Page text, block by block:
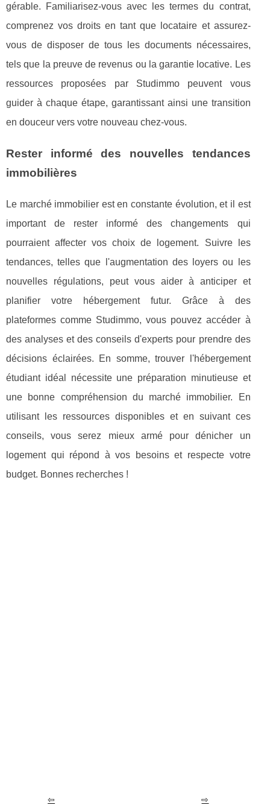
gérable. Familiarisez-vous avec les termes du contrat,
comprenez vos droits en tant que locataire et assurez-
vous de disposer de tous les documents nécessaires,
tels que la preuve de revenus ou la garantie locative. Les
ressources proposées par Studimmo peuvent vous
guider à chaque étape, garantissant ainsi une transition
en douceur vers votre nouveau chez-vous.
Rester informé des nouvelles tendances
immobilières
Le marché immobilier est en constante évolution, et il est
important de rester informé des changements qui
pourraient affecter vos choix de logement. Suivre les
tendances, telles que l'augmentation des loyers ou les
nouvelles régulations, peut vous aider à anticiper et
planifier votre hébergement futur. Grâce à des
plateformes comme Studimmo, vous pouvez accéder à
des analyses et des conseils d'experts pour prendre des
décisions éclairées. En somme, trouver l'hébergement
étudiant idéal nécessite une préparation minutieuse et
une bonne compréhension du marché immobilier. En
utilisant les ressources disponibles et en suivant ces
conseils, vous serez mieux armé pour dénicher un
logement qui répond à vos besoins et respecte votre
budget. Bonnes recherches !